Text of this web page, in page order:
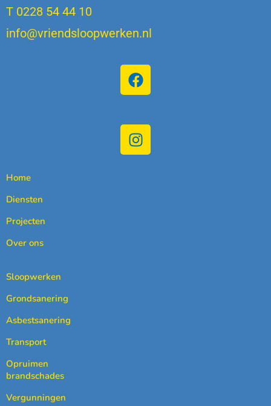
T 0228 54 44 10
info@vriendsloopwerken.nl
Home
Diensten
Projecten
Over ons
Sloopwerken
Grondsanering
Asbestsanering
Transport
Opruimen
brandschades
Vergunningen